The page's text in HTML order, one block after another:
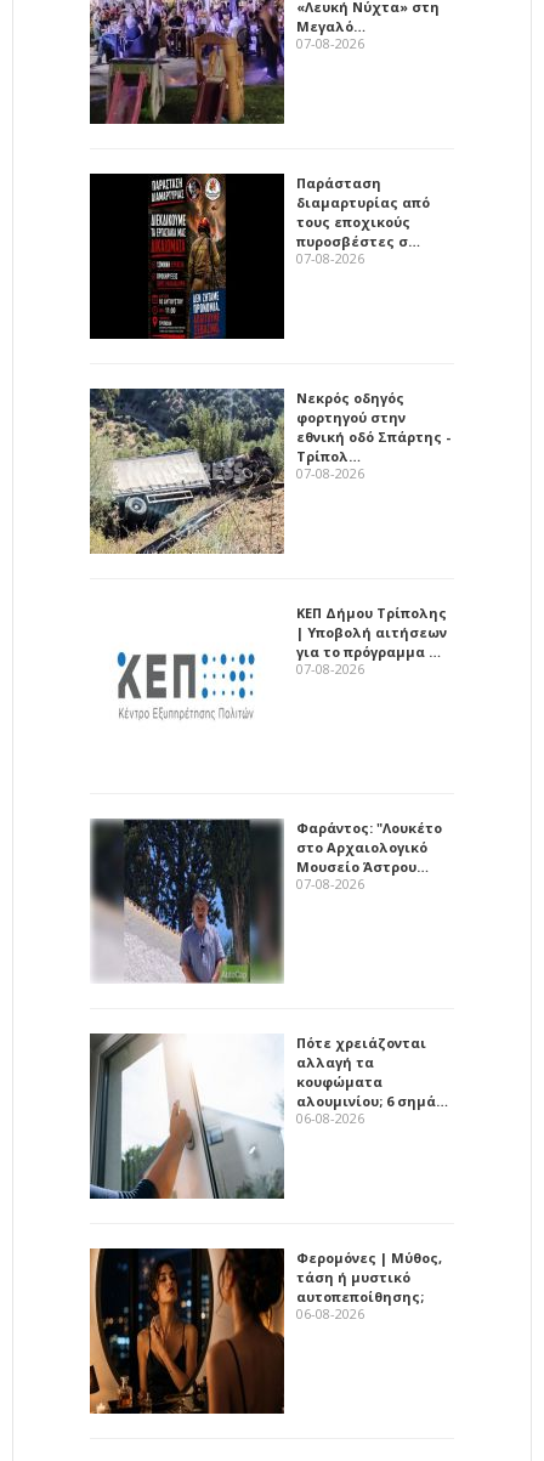
«Λευκή Νύχτα» στη
Μεγαλό…
07-08-2026
Παράσταση
διαμαρτυρίας από
τους εποχικούς
πυροσβέστες σ…
07-08-2026
Νεκρός οδηγός
φορτηγού στην
εθνική οδό Σπάρτης -
Τρίπολ…
07-08-2026
ΚΕΠ Δήμου Τρίπολης
| Υποβολή αιτήσεων
για το πρόγραμμα …
07-08-2026
Φαράντος: "Λουκέτο
στο Αρχαιολογικό
Μουσείο Άστρου…
07-08-2026
Πότε χρειάζονται
αλλαγή τα
κουφώματα
αλουμινίου; 6 σημά…
06-08-2026
Φερομόνες | Μύθος,
τάση ή μυστικό
αυτοπεποίθησης;
06-08-2026